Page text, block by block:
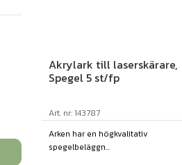
Akrylark till laserskärare,
Spegel 5 st/fp
Art. nr: 143787
Arken har en högkvalitativ
spegelbeläggn...